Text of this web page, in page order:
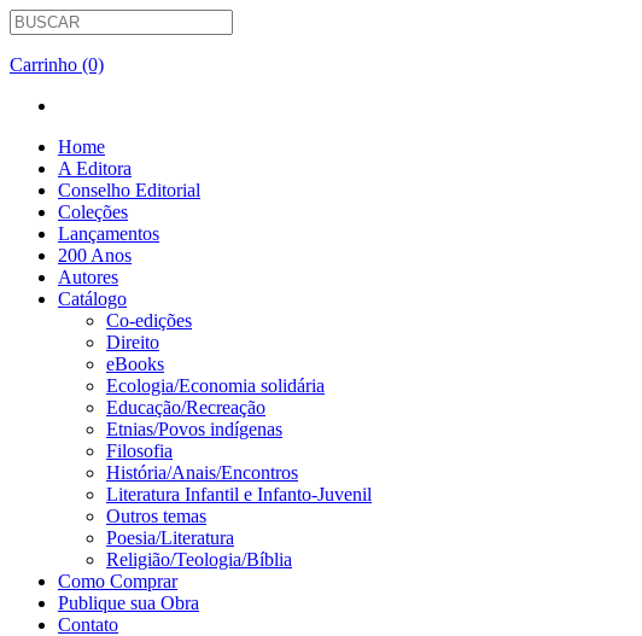
Carrinho (0)
Home
A Editora
Conselho Editorial
Coleções
Lançamentos
200 Anos
Autores
Catálogo
Co-edições
Direito
eBooks
Ecologia/Economia solidária
Educação/Recreação
Etnias/Povos indígenas
Filosofia
História/Anais/Encontros
Literatura Infantil e Infanto-Juvenil
Outros temas
Poesia/Literatura
Religião/Teologia/Bíblia
Como Comprar
Publique sua Obra
Contato